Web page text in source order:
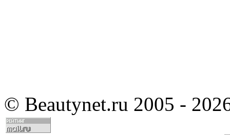
© Beautynet.ru 2005 -